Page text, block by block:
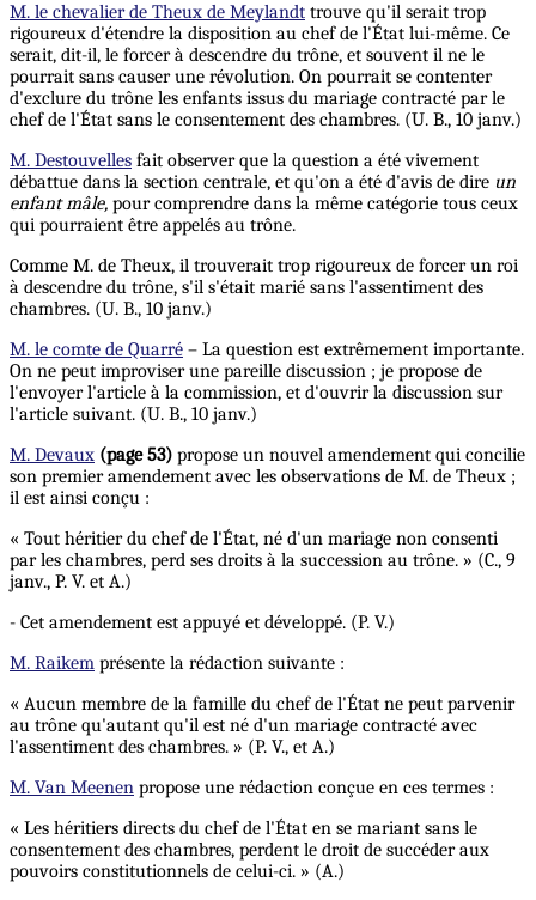
M. le chevalier de Theux de Meylandt trouve qu'il serait trop
rigoureux d'étendre la disposition au chef de l'État lui-même. Ce
serait, dit-il, le forcer à descendre du trône, et souvent il ne le
pourrait sans causer une révolution. On pourrait se contenter
d'exclure du trône les enfants issus du mariage contracté par le
chef de l'État sans le consentement des chambres. (U. B., 10 janv.)
M. Destouvelles fait observer que la question a été vivement
débattue dans la section centrale, et qu'on a été d'avis de dire un
enfant mâle, pour comprendre dans la même catégorie tous ceux
qui pourraient être appelés au trône.
Comme M. de Theux, il trouverait trop rigoureux de forcer un roi
à descendre du trône, s'il s'était marié sans l'assentiment des
chambres. (U. B., 10 janv.)
M. le comte de Quarré – La question est extrêmement importante.
On ne peut improviser une pareille discussion ; je propose de
l'envoyer l'article à la commission, et d'ouvrir la discussion sur
l'article suivant. (U. B., 10 janv.)
M. Devaux (page 53) propose un nouvel amendement qui concilie
son premier amendement avec les observations de M. de Theux ;
il est ainsi conçu :
« Tout héritier du chef de l'État, né d'un mariage non consenti
par les chambres, perd ses droits à la succession au trône. » (C., 9
janv., P. V. et A.)
- Cet amendement est appuyé et développé. (P. V.)
M. Raikem présente la rédaction suivante :
« Aucun membre de la famille du chef de l'État ne peut parvenir
au trône qu'autant qu'il est né d'un mariage contracté avec
l'assentiment des chambres. » (P. V., et A.)
M. Van Meenen propose une rédaction conçue en ces termes :
« Les héritiers directs du chef de l'État en se mariant sans le
consentement des chambres, perdent le droit de succéder aux
pouvoirs constitutionnels de celui-ci. » (A.)